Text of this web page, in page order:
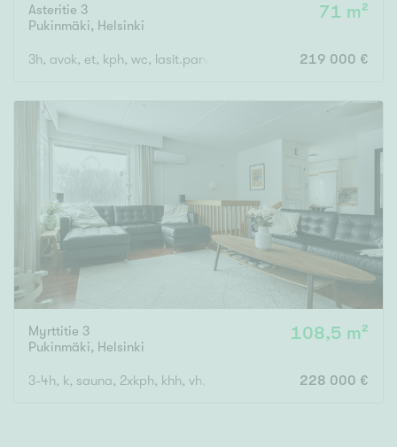
Asteritie 3
Pukinmäki, Helsinki
71 m²
3h, avok, et, kph, wc, lasit.parveke 219 000 €
Myrttitie 3
Pukinmäki, Helsinki
108,5 m²
3-4h, k, sauna, 2xkph, khh, vh, parveke(lasitettu)228 000 €